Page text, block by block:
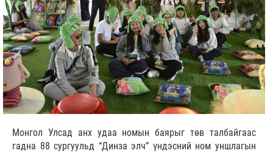
Монгол Улсад анх удаа номын баярыг төв талбайгаас
гадна 88 сургуульд “Динза элч” үндэсний ном уншлагын